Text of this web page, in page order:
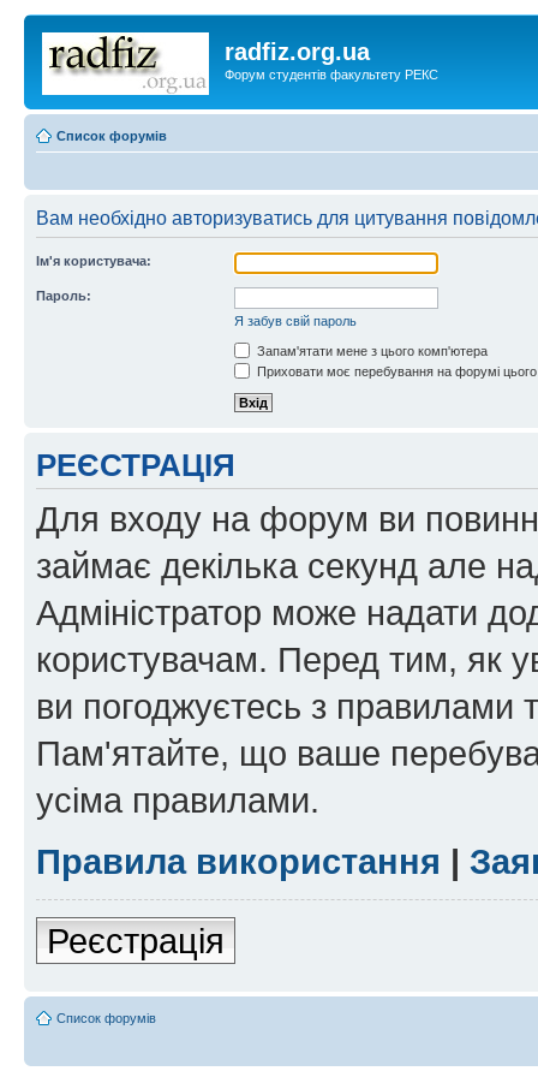
radfiz.org.ua
Форум студентів факультету РЕКС
Список форумів
Вам необхідно авторизуватись для цитування
Ім'я користувача:
Пароль:
Я забув свій пароль
Запам'ятати мене з цього комп'ютера
Приховати моє перебування на форумі
РЕЄСТРАЦІЯ
Для входу на форум ви
займає декілька секунд але
Адміністратор може надати
користувачам. Перед тим, як
ви погоджуєтесь з правилами
Пам'ятайте, що ваше
усіма правилами.
Правила використання |
Реєстрація
Список форумів